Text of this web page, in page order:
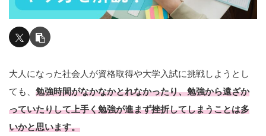
大人になった社会人が資格取得や大学入試に挑戦しようとし
ても、 勉強時間がなかなかとれなかったり、勉強から遠ざか
っていたりして上手く勉強が進まず挫折してしまうことは多
いかと思います。